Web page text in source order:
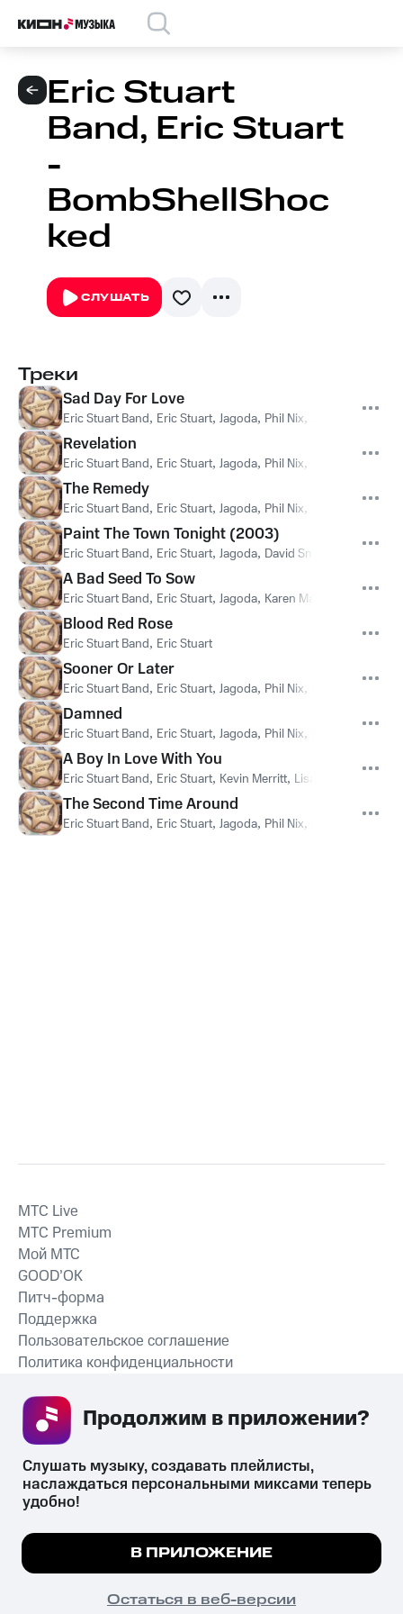
Eric Stuart
Band, Eric Stuart
-
BombShellShoc
ked
СЛУШАТЬ
Треки
Sad Day For Love
Eric Stuart Band, Eric Stuart, Jagoda, Phil Nix,
Revelation
Eric Stuart Band, Eric Stuart, Jagoda, Phil Nix,
The Remedy
Eric Stuart Band, Eric Stuart, Jagoda, Phil Nix,
Paint The Town Tonight (2003)
Eric Stuart Band, Eric Stuart, Jagoda, David Smith
A Bad Seed To Sow
Eric Stuart Band, Eric Stuart, Jagoda, Karen Mack
Blood Red Rose
Eric Stuart Band, Eric Stuart
Sooner Or Later
Eric Stuart Band, Eric Stuart, Jagoda, Phil Nix,
Damned
Eric Stuart Band, Eric Stuart, Jagoda, Phil Nix,
A Boy In Love With You
Eric Stuart Band, Eric Stuart, Kevin Merritt, Lisa Simonelli
The Second Time Around
Eric Stuart Band, Eric Stuart, Jagoda, Phil Nix,
СКАЧАТЬ ПРИЛОЖЕНИЕ
MTС Live
MTС Premium
Мой МТС
GOOD’OK
Питч-форма
Поддержка
Пользовательское соглашение
Политика конфиденциальности
психотропных веществ, их аналогов причиняет вред здоровью,
их незаконный оборот запрещён и влечёт установленную
законодательством ответственность.
© 2026 ООО «КИОН».
Все права защищены
Мы используем куки, чтобы на сайте все
Подробнее
ПОНЯТНО
Слушать музыку, создавать плейлисты,
наслаждаться персональными миксами теперь
удобно!
В ПРИЛОЖЕНИЕ
Остаться в веб-версии